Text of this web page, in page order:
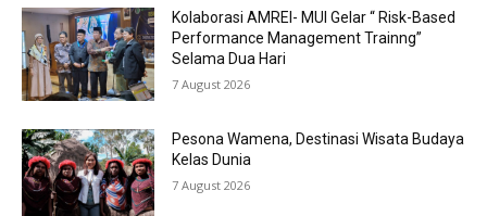
Kolaborasi AMREI- MUI Gelar “ Risk-Based
Performance Management Trainng”
Selama Dua Hari
7 August 2026
Pesona Wamena, Destinasi Wisata Budaya
Kelas Dunia
7 August 2026